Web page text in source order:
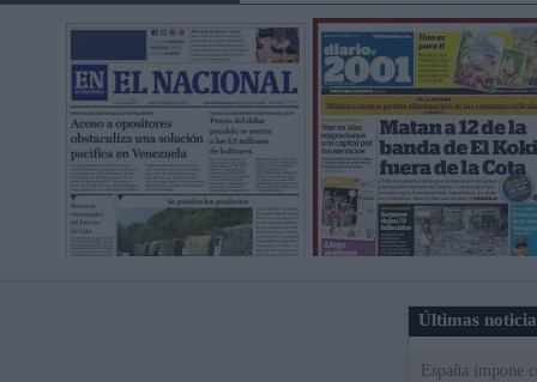
Últimas
España impone